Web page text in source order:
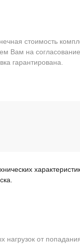
стоимость
Вам на
гарантирована.
от